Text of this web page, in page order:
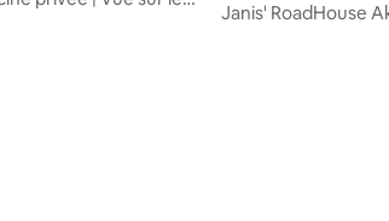
Janis' RoadHouse